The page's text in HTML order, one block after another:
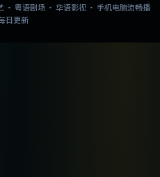
· 粤语剧场 · 华语影视 · 手机电脑流畅播
日更新